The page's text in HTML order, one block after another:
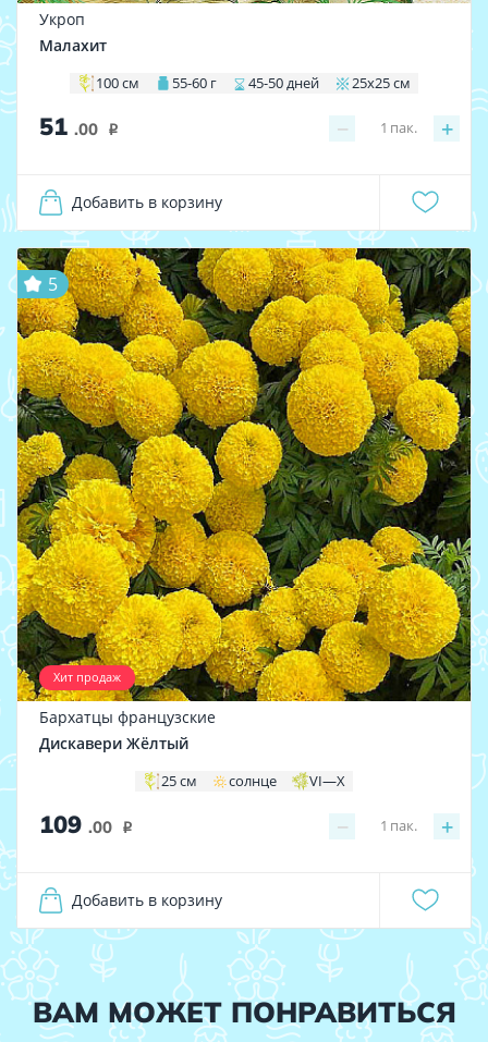
Укроп
Малахит
100 см 55-60 г 45-50 дней 25х25 см
51 .00 i − +
1 пак.
Добавить в корзину
Хит продаж
5
Бархатцы французские
Дискавери Жёлтый
25 см солнце VI—X
109 .00 i − +
1 пак.
Добавить в корзину
ВАМ МОЖЕТ ПОНРАВИТЬСЯ